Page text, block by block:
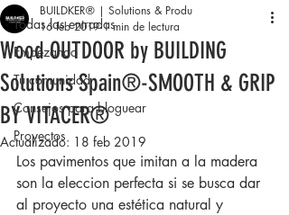
Todas las entradas
Empezando
Tu comunidad
Consejos para bloguear
Proyectos
Wood OUTDOOR by BUILDING
Solutions Spain®-SMOOTH & GRIP
BY VITACER®
BUILDKER® | Solutions & Produ
16 feb 2019 1 min de lectura
Actualizado: 18 feb 2019
Los pavimentos que imitan a la madera
son la eleccion perfecta si se busca dar
al proyecto una estética natural y